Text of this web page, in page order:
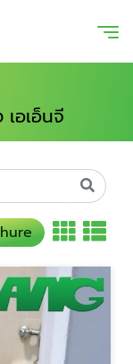
อเอ็นจี